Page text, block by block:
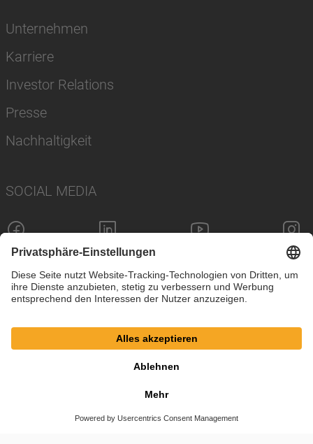
Unternehmen
Karriere
Investor Relations
Presse
Nachhaltigkeit
SOCIAL MEDIA
© SAF-HOLLAND SE
Datenschutz
Cookie-Einstellungen
AGB